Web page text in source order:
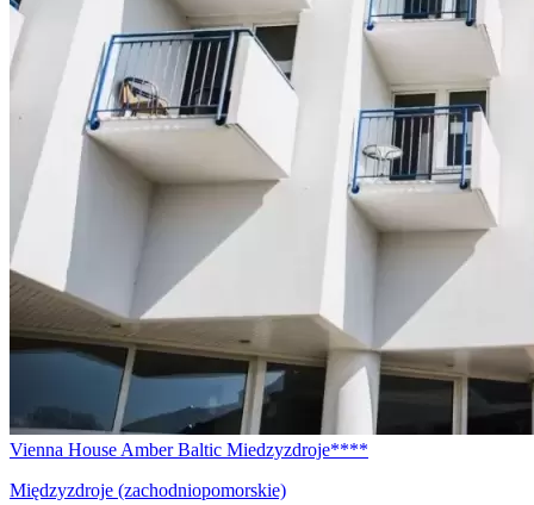
Vienna House Amber Baltic Miedzyzdroje****
Międzyzdroje (zachodniopomorskie)